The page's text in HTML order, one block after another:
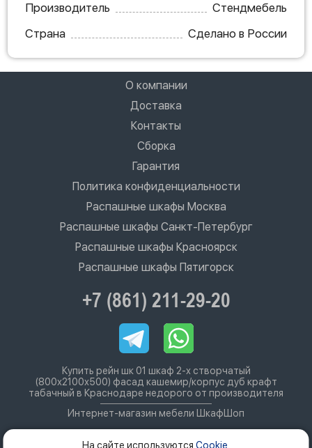
Производитель
Стендмебель
Страна
Сделано в России
О компании
Доставка
Контакты
Сборка
Гарантия
Политика конфиденциальности
Распашные шкафы Москва
Распашные шкафы Санкт-Петербург
Распашные шкафы Красноярск
Распашные шкафы Пятигорск
+7 (861) 211-29-20
Купить рейн шк 01 шкаф 2-х створчатый
(800х2100х500) фасад кашемир/корпус дуб крафт
табачный в Краснодаре недорого от производителя
Интернет-магазин мебели ШкафШоп
На сайте используются Cookie